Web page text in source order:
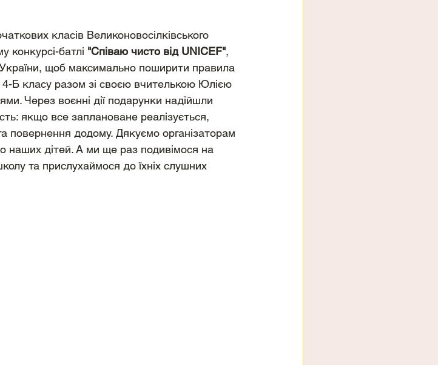
класів Великоновосілківського
конкурсі-батлі "Співаю чисто від UNICEF",
щоб максимально поширити правила
4-Б класу разом зі своєю вчителькою Юлією
Через воєнні дії подарунки надійшли
якщо все заплановане реалізується,
повернення додому. Дякуємо організаторам
наших дітей. А ми ще раз подивімося на
та прислухаймося до їхніх слушних